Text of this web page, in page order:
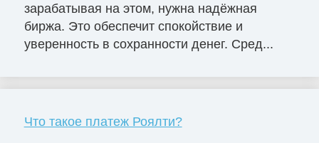
зарабатывая на этом, нужна надёжная
биржа. Это обеспечит спокойствие и
уверенность в сохранности денег. Сред...
Что такое платеж Роялти?